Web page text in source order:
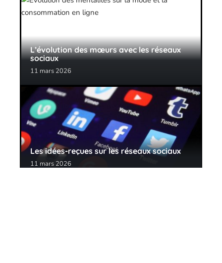
L’évolution des mœurs avec les réseaux
sociaux
11 mars 2026
Les idées-reçues sur les réseaux sociaux
11 mars 2026